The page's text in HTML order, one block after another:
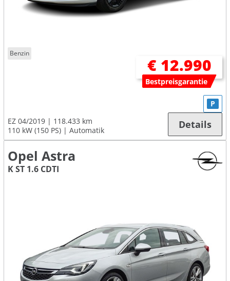
Benzin
€ 12.990
Bestpreisgarantie
EZ 04/2019
118.433 km
110 kW (150 PS)
Automatik
P
Details
Opel Astra
K ST 1.6 CDTI